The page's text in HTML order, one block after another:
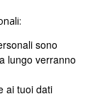
sono
lungo verranno
ai tuoi dati